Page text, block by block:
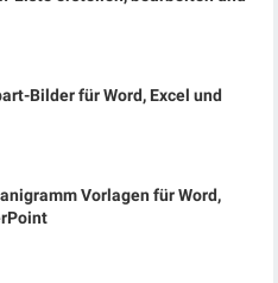
Bilder für Word, Excel und
Vorlagen für Word,